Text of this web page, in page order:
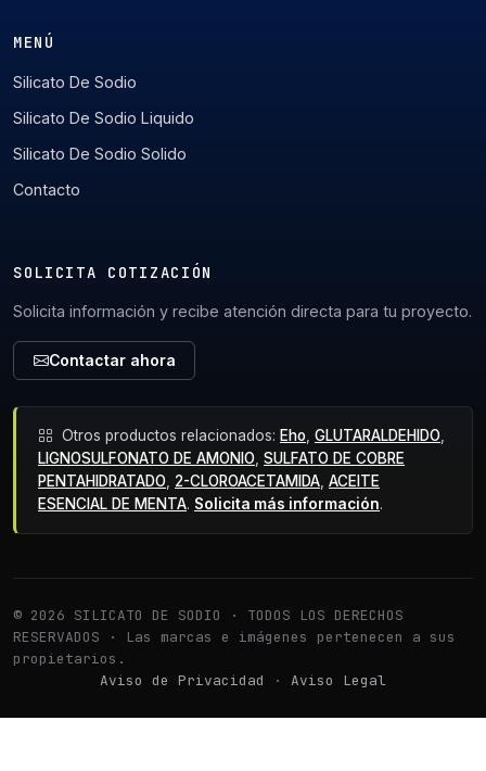
MENÚ
Silicato De Sodio
Silicato De Sodio Liquido
Silicato De Sodio Solido
Contacto
SOLICITA COTIZACIÓN
Solicita información y recibe atención directa para tu proyecto.
Contactar ahora
Otros productos relacionados: Eho GLUTARALDEHIDO
LIGNOSULFONATO DE AMONIO SULFATO DE COBRE
PENTAHIDRATADO 2-CLOROACETAMIDA ACEITE
ESENCIAL DE MENTA. Solicita más información.
© 2026 SILICATO DE SODIO · TODOS LOS DERECHOS
RESERVADOS · Las marcas e imágenes pertenecen a sus
propietarios.
Aviso de Privacidad
· Aviso Legal